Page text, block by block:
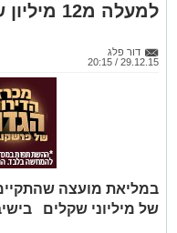
למעלה מ12 מיליון שקלים אושרו כתקציבים בלתי רגילים
דור פלג
29.12.15 / 20:15
במליאת מועצה
של מיליוני שקלים